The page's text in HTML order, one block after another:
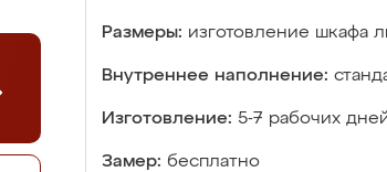
Размеры: изготовление шкафа
Внутреннее наполнение:
Изготовление: 5-7 рабочих
Замер: бесплатно